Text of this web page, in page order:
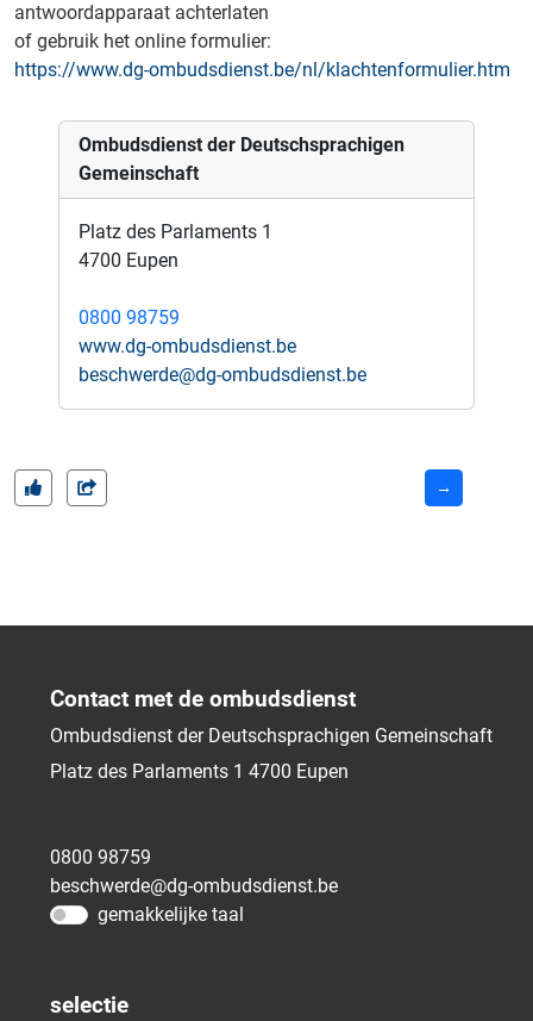
antwoordapparaat achterlaten
of gebruik het online formulier:
https://www.dg-ombudsdienst.be/nl/klachtenformulier.htm
Ombudsdienst der Deutschsprachigen
Gemeinschaft
Platz des Parlaments 1
4700 Eupen
0800 98759
www.dg-ombudsdienst.be
beschwerde@dg-ombudsdienst.be
→
Contact met de ombudsdienst
Ombudsdienst der Deutschsprachigen Gemeinschaft
Platz des Parlaments 1 4700 Eupen
0800 98759
beschwerde@dg-ombudsdienst.be
gemakkelijke taal
selectie